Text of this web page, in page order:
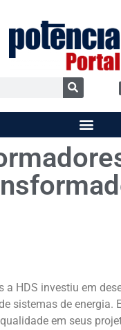
a HDS investiu em
sistemas de energia.
em seus